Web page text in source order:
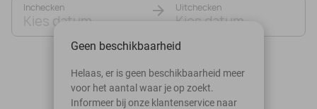
Inchecken
Kies datum
Uitchecken
Kies datum
augustus 2026
Ma
Di Wo Do Vr
Geen beschikbaarheid
Helaas, er is geen beschikbaarheid meer
voor het aantal waar je op zoekt.
Informeer bij onze klantenservice naar